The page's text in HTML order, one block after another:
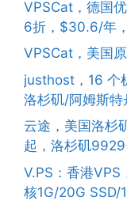
VPSCat，德国
6折，$30.6/年
VPSCat，美国
justhost，16 个
洛杉矶/阿姆斯
云途，美国洛杉
起，洛杉矶
V.PS：香港
核1G/20G SSD/